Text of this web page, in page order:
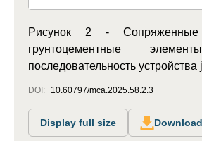
Рисунок 2 - Сопряженные
грунтоцементные
последовательность
DOI: 10.60797/mca.2025.58.2.3
Display full size